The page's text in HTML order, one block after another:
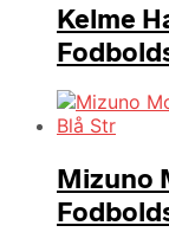
Kelme
Mizuno